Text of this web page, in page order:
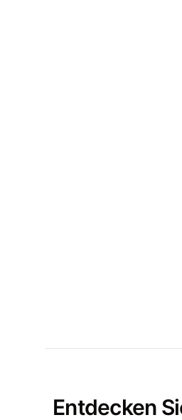
Entdecken